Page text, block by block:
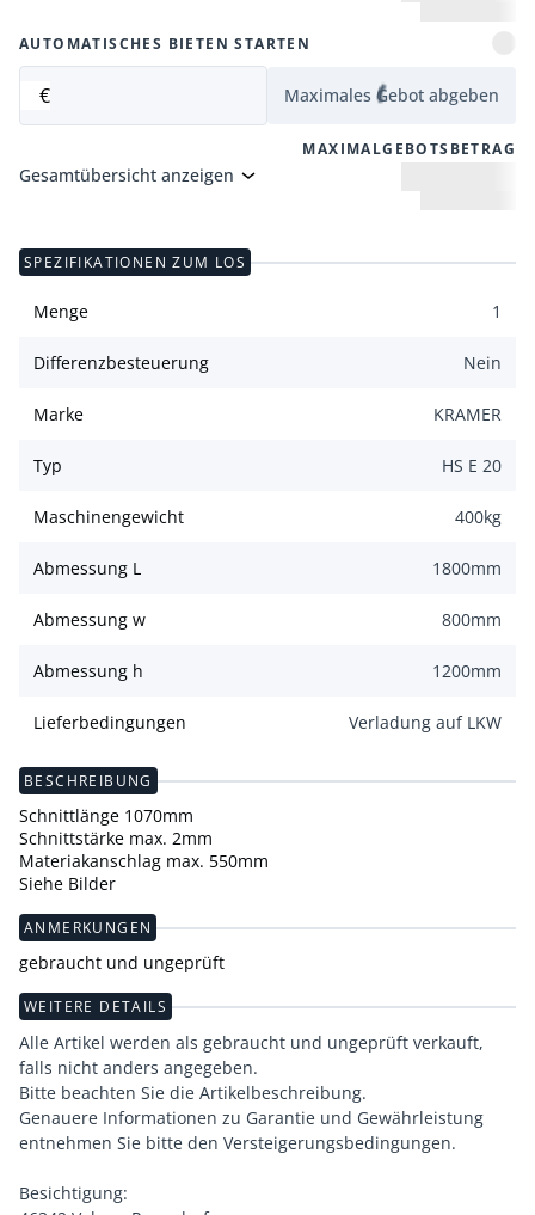
AUTOMATISCHES BIETEN STARTEN
€ Maximales Gebot abgeben
MAXIMALGEBOTSBETRAG
Gesamtübersicht anzeigen
SPEZIFIKATIONEN ZUM LOS
Menge 1
Differenzbesteuerung Nein
Marke KRAMER
Typ HS E 20
Maschinengewicht 400kg
Abmessung L 1800mm
Abmessung w 800mm
Abmessung h 1200mm
Lieferbedingungen Verladung auf LKW
BESCHREIBUNG
Schnittlänge 1070mm
Schnittstärke max. 2mm
Materiakanschlag max. 550mm
Siehe Bilder
ANMERKUNGEN
gebraucht und ungeprüft
WEITERE DETAILS
Alle Artikel werden als gebraucht und ungeprüft verkauft,
falls nicht anders angegeben.
Bitte beachten Sie die Artikelbeschreibung.
Genauere Informationen zu Garantie und Gewährleistung
entnehmen Sie bitte den Versteigerungsbedingungen.
Besichtigung: